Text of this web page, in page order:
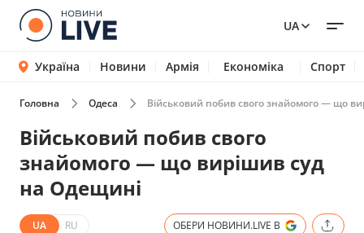
UA
Україна Новини Армія Економіка Спорт
Головна Одеса Військовий побив свого знайомого — що
Військовий побив свого
знайомого — що вирішив суд
на Одещині
UA RU ОБЕРИ НОВИНИ.LIVE В